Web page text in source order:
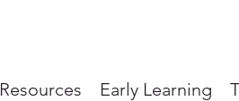
Resources Early Learning